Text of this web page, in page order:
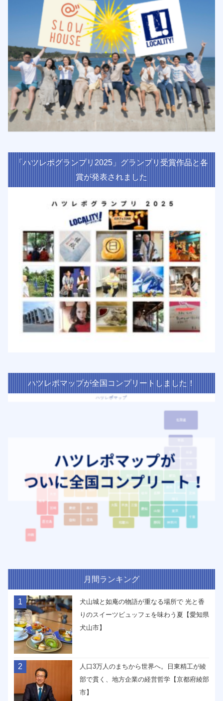
「ハツレポグランプリ2025」グランプリ受賞作品と各
賞が発表されました
ハツレポマップが全国コンプリートしました！
月間ランキング
1
犬山城と如庵の物語が重なる場所で 光と香
りのスイーツビュッフェを味わう夏【愛知県
犬山市】
2
人口3万人のまちから世界へ。日東精工が綾
部で貫く、地方企業の経営哲学【京都府綾部
市】